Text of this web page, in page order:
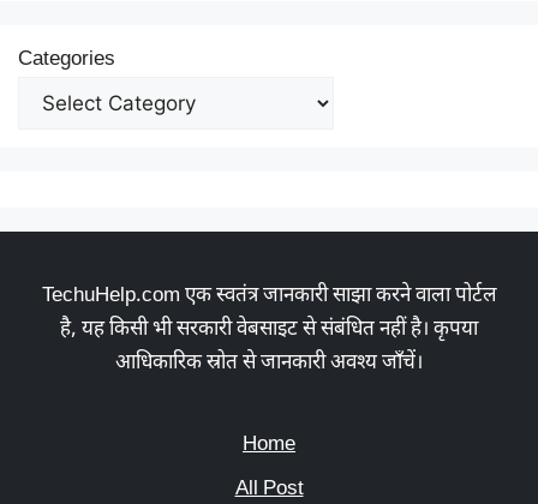
Categories
TechuHelp.com एक स्वतंत्र जानकारी साझा करने वाला पोर्टल
है, यह किसी भी सरकारी वेबसाइट से संबंधित नहीं है। कृपया
आधिकारिक स्रोत से जानकारी अवश्य जाँचें।
Home
All Post